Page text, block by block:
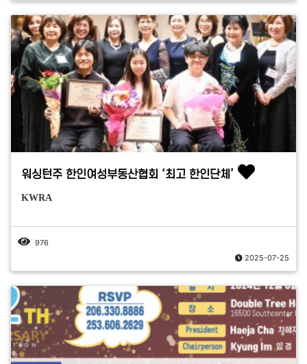
워싱턴주 한인여성부동산협회 ‘최고 한인단체’
KWRA
976
2025-07-25